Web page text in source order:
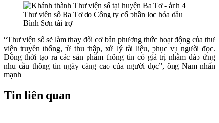
Thư viện số Ba Tơ do Công ty cổ phần lọc hóa dầu
Bình Sơn tài trợ
“Thư viện số sẽ làm thay đổi cơ bản phương thức hoạt động của thư
viện truyền thống, từ thu thập, xử lý tài liệu, phục vụ người đọc.
Đồng thời tạo ra các sản phẩm thông tin có giá trị nhằm đáp ứng
nhu cầu thông tin ngày càng cao của người đọc”, ông Nam nhấn
mạnh.
Tin liên quan